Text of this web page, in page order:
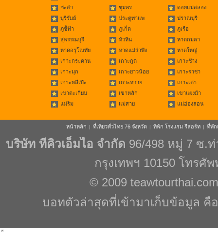
ชะอำ ชุมพร
ดอยแม่สลอง
บุรีรัมย์
ประตูท่าแพ
ปราณบุรี
ภูชี้ฟ้า
ภูเก็ต
ภูเรือ
สุพรรณบุรี
หัวหิน
หาดกมลา
หาดอรุโณทัย
หาดแม่รำพึง
หาดใหญ่
เกาะกระดาน
เกาะกูด
เกาะช้าง
เกาะมุก
เกาะยาวน้อย
เกาะราชา
เกาะหลีเป๊ะ
เกาะหวาย
เกาะเต่า
เขาตะเกียบ
เขาหลัก
เขาแผงม้า
แม่ริม
แม่สาย แม่ฮ่องสอน
หน้าหลัก | ที่เที่ยวทั่วไทย 76 จังหวัด | ที่พัก โรงแรม รีสอร์ท | ที่พัก
บริษัท ทีคิวเอ็มไอ จำกัด 96/498 หมู่ 7 ซ.
กรุงเทพฯ 10150 โทรศั
© 2009 teawtourthai.com
บอทตัวล่าสุดที่เข้ามาเก็บข้อมูล คือ